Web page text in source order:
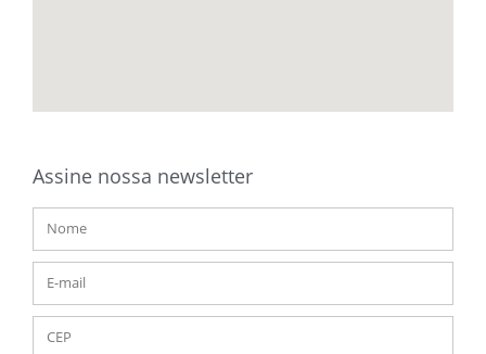
Assine nossa newsletter